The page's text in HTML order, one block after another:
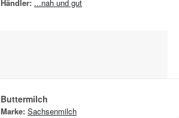
Händler: ...nah und gut
Buttermilch
Marke: Sachsenmilch